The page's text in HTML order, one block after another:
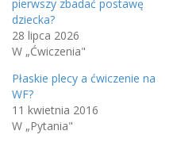
pierwszy zbadać postawę
dziecka?
28 lipca 2026
W „Ćwiczenia"
Płaskie plecy a ćwiczenie na
WF?
11 kwietnia 2016
W „Pytania"